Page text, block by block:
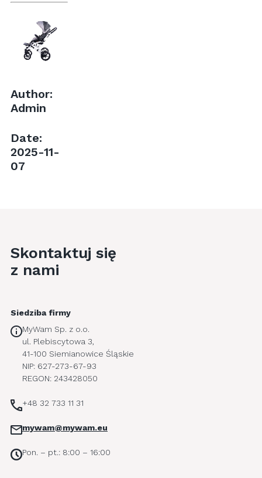
Author:
Admin
Date:
2025-11-
07
Skontaktuj się
z nami
Siedziba firmy
MyWam Sp. z o.o.
ul. Plebiscytowa 3,
41-100 Siemianowice Śląskie
NIP: 627-273-67-93
REGON: 243428050
+48 32 733 11 31
mywam@mywam.eu
Pon. – pt.: 8:00 – 16:00